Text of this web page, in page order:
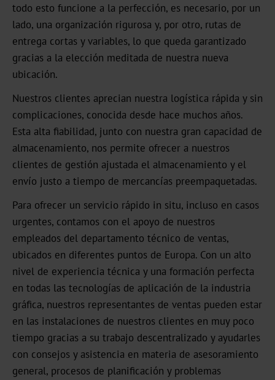
Over-
Printable
CBH
Bookbinding
AV
BSP
Trouble
Shooting
ZR
/
TS
LS
Digital
JD
todo esto funcione a la perfección, es necesario, por un
lado, una organización rigurosa y, por otro, rutas de
entrega cortas y variables, lo que queda garantizado
gracias a la elección meditada de nuestra nueva
ubicación.
Nuestros clientes aprecian nuestra logística rápida y sin
complicaciones, conocida desde hace muchos años.
Esta alta fiabilidad, junto con nuestra gran capacidad de
almacenamiento, nos permite ofrecer a nuestros
clientes de gestión ajustada el almacenamiento y el
envío justo a tiempo de mercancías preempaquetadas.
Para ofrecer un servicio rápido in situ, incluso en casos
urgentes, contamos con el apoyo de nuestros
empleados del departamento técnico de ventas,
ubicados en diferentes puntos de Europa. Con un alto
nivel de experiencia técnica y una formación perfecta
en todas las tecnologías de aplicación de la industria
gráfica, nuestros representantes de ventas pueden estar
en las instalaciones de nuestros clientes en muy poco
tiempo gracias a su trabajo descentralizado y ayudarles
con consejos y asistencia en materia de asesoramiento
general, procesos de planificación y problemas